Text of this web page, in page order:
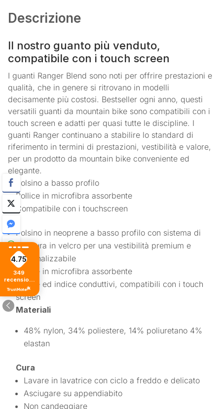
Descrizione
Il nostro guanto più venduto,
compatibile con i touch screen
I guanti Ranger Blend sono noti per offrire prestazioni e
qualità, che in genere si ritrovano in modelli
decisamente più costosi. Bestseller ogni anno, questi
versatili guanti da mountain bike sono compatibili con i
touch screen e adatti per quasi tutte le discipline. I
guanti Ranger continuano a stabilire lo standard di
riferimento in termini di prestazioni, vestibilità e valore,
per un prodotto da mountain bike conveniente ed
elegante.
Polsino a basso profilo
Pollice in microfibra assorbente
Compatibile con i touchscreen
Polsino in neoprene a basso profilo con sistema di
chiusura in velcro per una vestibilità premium e
personalizzabile
Pollice in microfibra assorbente
Pollice ed indice conduttivi, compatibili con i touch
screen
Materiali
48% nylon, 34% poliestere, 14% poliuretano 4%
elastan
Cura
Lavare in lavatrice con ciclo a freddo e delicato
Asciugare su appendiabito
Non candeggiare
4.75
349
recensioni
di tutti i
tempi